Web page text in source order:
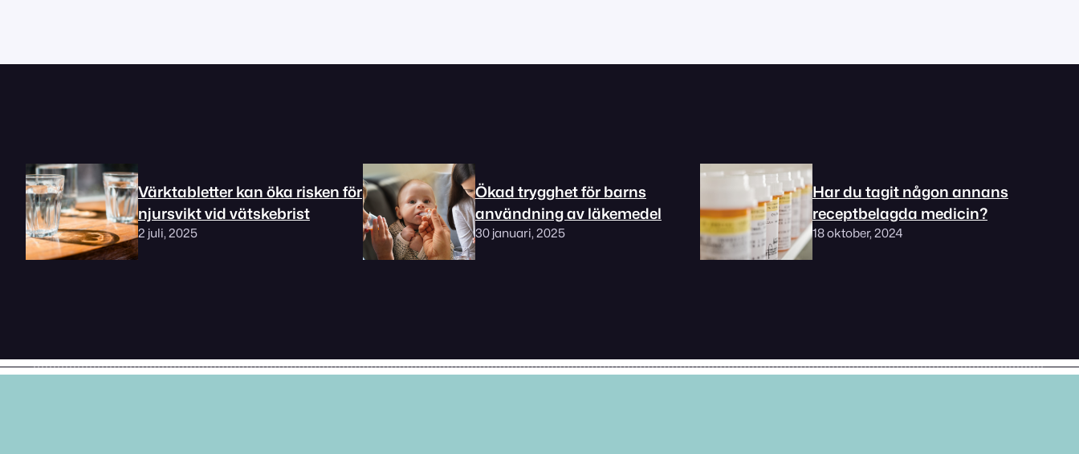
Värktabletter kan öka risken för
njursvikt vid vätskebrist
2 juli, 2025
Ökad trygghet för barns
användning av läkemedel
30 januari, 2025
Har du tagit någon annans
receptbelagda medicin?
18 oktober, 2024